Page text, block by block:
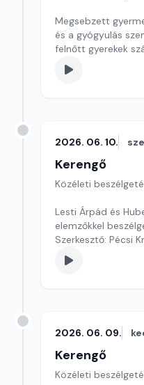
Megsebzett
és a gyógyulás
felnőtt gyerekek
Szerkesztő: Pozsgai
2026. 06. 10.
Kerengő
Közéleti
Lesti Árpád és
elemzőkkel
Szerkesztő: Pécsi
2026. 06. 09.
Kerengő
Közéleti